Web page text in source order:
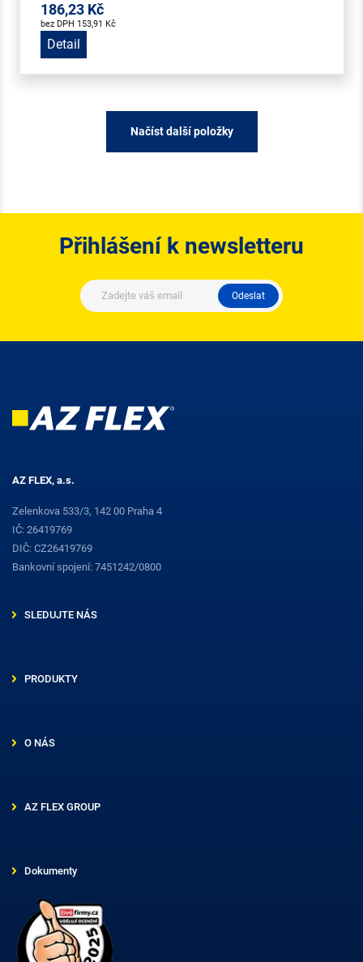
186,23 Kč
bez DPH 153,91 Kč
Detail
Načíst další položky
Přihlášení k newsletteru
Odeslat
AZ FLEX, a.s.
Zelenkova 533/3, 142 00 Praha 4
IČ: 26419769
DIČ: CZ26419769
Bankovní spojení: 7451242/0800
SLEDUJTE NÁS
PRODUKTY
O NÁS
AZ FLEX GROUP
Dokumenty